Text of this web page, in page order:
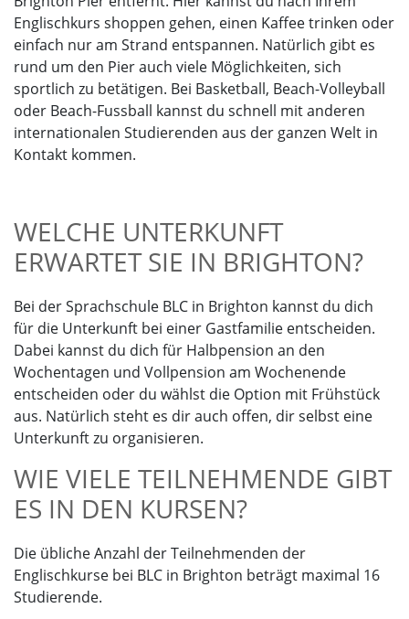
Englischkurs shoppen gehen, einen Kaffee trinken oder
einfach nur am Strand entspannen. Natürlich gibt es
rund um den Pier auch viele Möglichkeiten, sich
sportlich zu betätigen. Bei Basketball, Beach-Volleyball
oder Beach-Fussball kannst du schnell mit anderen
internationalen Studierenden aus der ganzen Welt in
Kontakt kommen.
WELCHE UNTERKUNFT
ERWARTET SIE IN BRIGHTON?
Bei der Sprachschule BLC in Brighton kannst du dich
für die Unterkunft bei einer Gastfamilie entscheiden.
Dabei kannst du dich für Halbpension an den
Wochentagen und Vollpension am Wochenende
entscheiden oder du wählst die Option mit Frühstück
aus. Natürlich steht es dir auch offen, dir selbst eine
Unterkunft zu organisieren.
WIE VIELE TEILNEHMENDE GIBT
ES IN DEN KURSEN?
Die übliche Anzahl der Teilnehmenden der
Englischkurse bei BLC in Brighton beträgt maximal 16
Studierende.